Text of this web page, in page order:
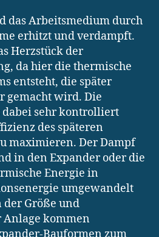
das Arbeitsmedium durch
erhitzt und verdampft.
Herzstück der
da hier die thermische
entsteht, die später
gemacht wird. Die
dabei sehr kontrolliert
des späteren
maximieren. Der Dampf
in den Expander oder die
Energie in
umgewandelt
Größe und
Anlage kommen